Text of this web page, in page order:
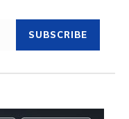
SUBSCRIBE